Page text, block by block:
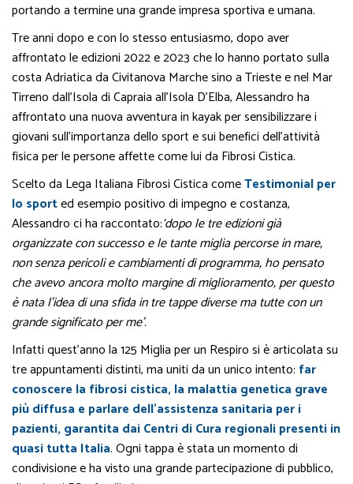
portando a termine una grande impresa sportiva e umana.
Tre anni dopo e con lo stesso entusiasmo, dopo aver
affrontato le edizioni 2022 e 2023 che lo hanno portato sulla
costa Adriatica da Civitanova Marche sino a Trieste e nel Mar
Tirreno dall’Isola di Capraia all’Isola D’Elba, Alessandro ha
affrontato una nuova avventura in kayak per sensibilizzare i
giovani sull’importanza dello sport e sui benefici dell’attività
fisica per le persone affette come lui da Fibrosi Cistica.
Scelto da Lega Italiana Fibrosi Cistica comeTestimonial per
lo sported esempio positivo di impegno e costanza,
Alessandro ci ha raccontato:‘dopo le tre edizioni già
organizzate con successo e le tante miglia percorse in mare,
non senza pericoli e cambiamenti di programma, ho pensato
che avevo ancora molto margine di miglioramento, per questo
è nata l’idea di una sfida in tre tappe diverse ma tutte con un
grande significato per me’.
Infatti quest’anno la 125 Miglia per un Respiro si è articolata su
tre appuntamenti distinti, ma uniti da un unico intento: far
conoscere la fibrosi cistica, la malattia genetica grave
più diffusa e parlare dell’assistenza sanitaria per i
pazienti, garantita dai Centri di Cura regionali presenti in
quasi tutta Italia. Ogni tappa è stata un momento di
condivisione e ha visto una grande partecipazione di pubblico,